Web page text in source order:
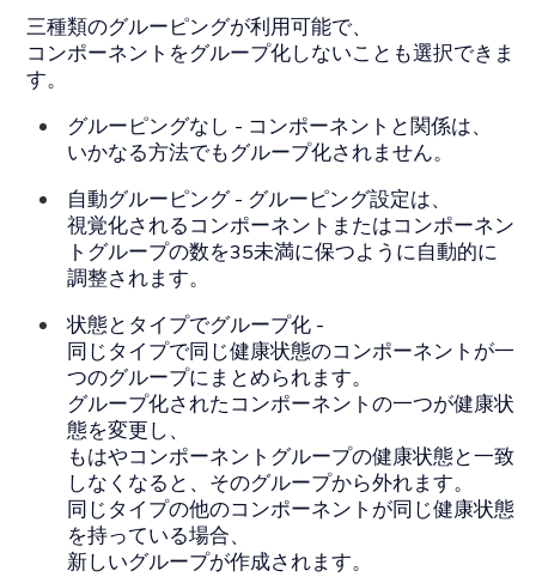
三種類のグルーピングが利用可能で、
コンポーネントをグループ化しないことも選択できま
す。
グルーピングなし - コンポーネントと関係は、
いかなる方法でもグループ化されません。
自動グルーピング- グルーピング設定は、
視覚化されるコンポーネントまたはコンポーネン
トグループの数を35未満に保つように自動的に
調整されます。
状態とタイプでグループ化 -
同じタイプで同じ健康状態のコンポーネントが一
つのグループにまとめられます。
グループ化されたコンポーネントの一つが健康状
態を変更し、
もはやコンポーネントグループの健康状態と一致
しなくなると、そのグループから外れます。
同じタイプの他のコンポーネントが同じ健康状態
を持っている場合、
新しいグループが作成されます。